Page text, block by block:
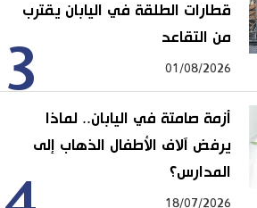
3
قطارات الطلقة في اليابان يقترب
من التقاعد
01/08/2026
أزمة صامتة في اليابان.. لماذا
يرفض آلاف الأطفال الذهاب إلى
المدارس؟
18/07/2026